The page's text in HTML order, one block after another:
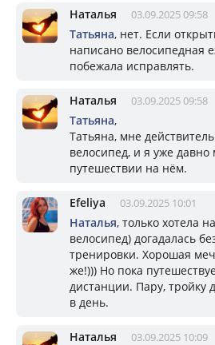
Наталья 03.09.2025 09:58
Татьяна, нет. Если
написано велосипедная
побежала исправлять.
Наталья 03.09.2025 09:58
Татьяна,
Татьяна, мне
велосипед, и я уже
путешествии на нём.
Efeliya 03.09.2025 10:01
Наталья, только хотела
велосипед) догадалась
тренировки. Хорошая
же!))) Но пока
дистанции. Пару, тройку
в день.
Наталья 03.09.2025 10:09